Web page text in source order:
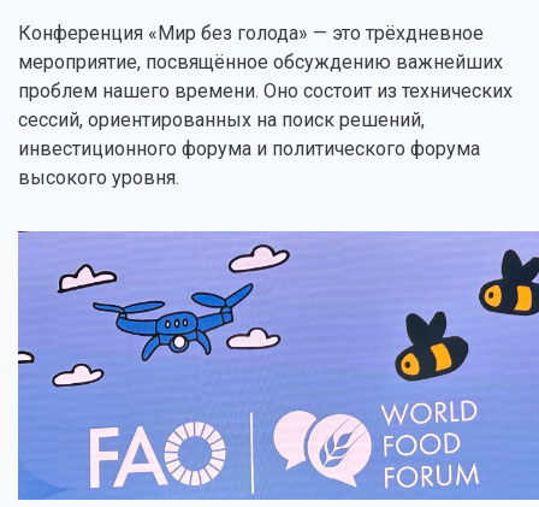
Конференция «Мир без голода» — это трёхдневное
мероприятие, посвящённое обсуждению важнейших
проблем нашего времени. Оно состоит из технических
сессий, ориентированных на поиск решений,
инвестиционного форума и политического форума
высокого уровня.